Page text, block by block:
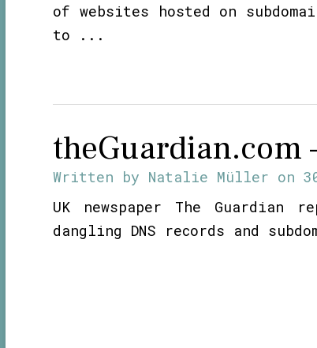
of websites hosted on
to ...
theGuardian.com
Written by Natalie Müller on
UK newspaper The
dangling DNS records and